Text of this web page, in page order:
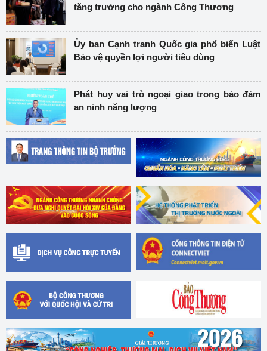
tăng trưởng cho ngành Công Thương
Ủy ban Cạnh tranh Quốc gia phổ biến Luật
Bảo vệ quyền lợi người tiêu dùng
Phát huy vai trò ngoại giao trong bảo đảm
an ninh năng lượng